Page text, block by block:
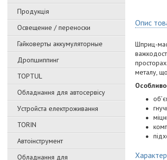
Продукція
Освещение / переноски
Гайковерты аккумуляторные
Дропшиппинг
TOPTUL
Обладнання для автосервісу
Уcтpoйстa елeктpoживання
TORIN
Автоінструмент
Обладнання для
Опис
Шприц-
металу, що